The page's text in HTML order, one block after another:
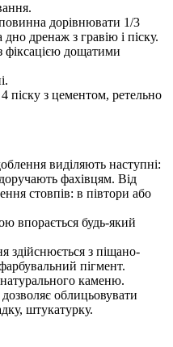
дорівнювати 1/3
дренаж з гравію і піску.
фіксацією дощатими
піску з цементом, ретельно
виділяють наступні:
фахівцям. Від
стовпів: в півтори або
впорається будь-який
здійснюється з піщано-
пігмент.
каменю.
облицьовувати
штукатурку.